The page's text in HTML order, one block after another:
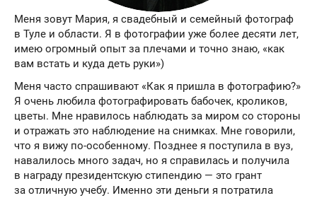
Меня зовут Мария, я свадебный и семейный фотограф
в Туле и области. Я в фотографии уже более десяти лет,
имею огромный опыт за плечами и точно знаю, «как
вам встать и куда деть руки»)
Меня часто спрашивают «Как я пришла в фотографию?»
Я очень любила фотографировать бабочек, кроликов,
цветы. Мне нравилось наблюдать за миром со стороны
и отражать это наблюдение на снимках. Мне говорили,
что я вижу по-особенному. Позднее я поступила в вуз,
навалилось много задач, но я справилась и получила
в награду президентскую стипендию — это грант
за отличную учебу. Именно эти деньги я потратила